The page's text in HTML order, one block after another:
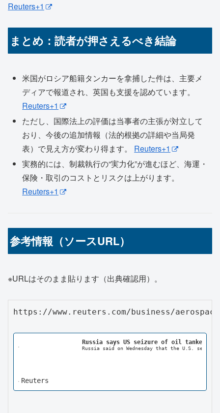
Reuters+1
まとめ：読者が押さえるべき結論
米国がロシア船籍タンカーを拿捕した件は、主要メ
ディアで報道され、英国も支援を認めています。
Reuters+1
ただし、国際法上の評価は当事者の主張が対立して
おり、今後の追加情報（法的根拠の詳細や当局発
表）で見え方が変わり得ます。 Reuters+1
実務的には、制裁執行の“実力化”が進むほど、海運・
保険・取引のコストとリスクは上がります。
Reuters+1
参考情報（ソースURL）
※URLはそのまま貼ります（出典確認用）。
https://www.reuters.com/business/
Russia says US seizure of oil tanker
Russia said on Wednesday that the U.S.
Reuters